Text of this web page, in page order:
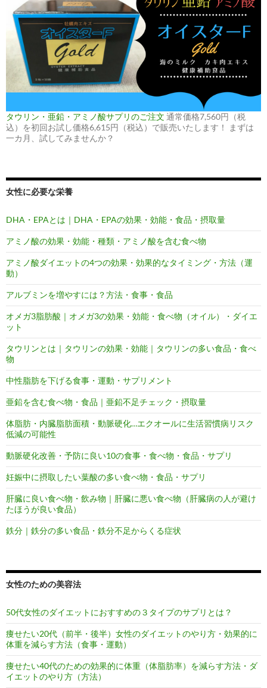
タウリン・亜鉛・アミノ酸サプリのご注文 通常価格7,560円（税
込）を初回お試し価格6,615円（税込）で販売いたします！ まずは
一カ月、試してみませんか？
女性に必要な栄養
DHA・EPAとは｜DHA・EPAの効果・効能・食品・摂取量
アミノ酸の効果・効能・種類・アミノ酸を含む食べ物
アミノ酸ダイエットの4つの効果・効果的なタイミング・方法（運
動）
アルブミンを増やすには？方法・食事・食品
オメガ3脂肪酸｜オメガ3の効果・効能・食べ物（オイル）・ダイエ
ット
タウリンとは｜タウリンの効果・効能｜タウリンの多い食品・食べ
物
中性脂肪を下げる食事・運動・サプリメント
亜鉛を含む食べ物・食品｜亜鉛不足チェック・摂取量
体脂肪・内臓脂肪面積・動脈硬化…エクオールに生活習慣病リスク
低減の可能性
動脈硬化改善・予防に良い10の食事・食べ物・食品・サプリ
妊娠中に摂取したい葉酸の多い食べ物・食品・サプリ
肝臓に良い食べ物・飲み物｜肝臓に悪い食べ物（肝臓病の人が避け
たほうが良い食品）
鉄分｜鉄分の多い食品・鉄分不足からくる症状
女性のための美容法
50代女性のダイエットにおすすめの３タイプのサプリとは？
痩せたい20代（前半・後半）女性のダイエットのやり方・効果的に
体重を減らす方法（食事・運動）
痩せたい40代のための効果的に体重（体脂肪率）を減らす方法・ダ
イエットのやり方（方法）